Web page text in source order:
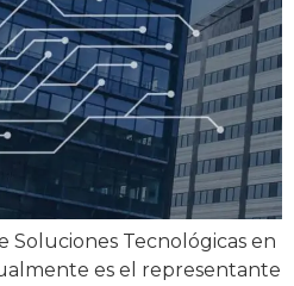
Soluciones Tecnológicas en
es el representante